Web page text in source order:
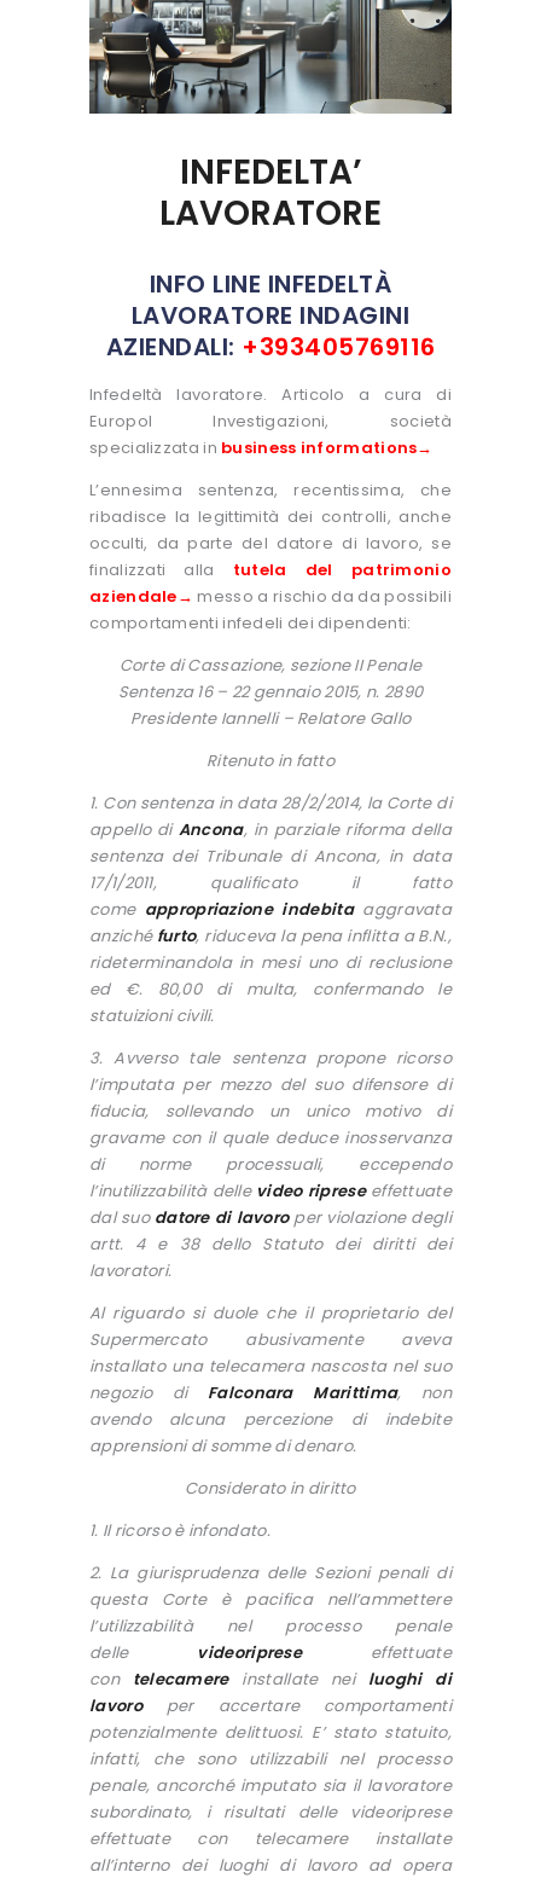
INFEDELTA’
LAVORATORE
INFO LINE INFEDELTÀ
LAVORATORE INDAGINI
AZIENDALI: +393405769116
Infedeltà lavoratore. Articolo a cura di
Europol Investigazioni, società
specializzata in business informations→
L’ennesima sentenza, recentissima, che
ribadisce la legittimità dei controlli, anche
occulti, da parte del datore di lavoro, se
finalizzati alla tutela del patrimonio
aziendale→ messo a rischio da da possibili
comportamenti infedeli dei dipendenti:
Corte di Cassazione, sezione II Penale
Sentenza 16 – 22 gennaio 2015, n. 2890
Presidente Iannelli – Relatore Gallo
Ritenuto in fatto
1. Con sentenza in data 28/2/2014, la Corte di
appello di Ancona, in parziale riforma della
sentenza dei Tribunale di Ancona, in data
17/1/2011, qualificato il fatto
come appropriazione indebitaaggravata
anziché furto, riduceva la pena inflitta a B.N.,
rideterminandola in mesi uno di reclusione
ed €. 80,00 di multa, confermando le
statuizioni civili.
3. Avverso tale sentenza propone ricorso
l’imputata per mezzo del suo difensore di
fiducia, sollevando un unico motivo di
gravame con il quale deduce inosservanza
di norme processuali, eccependo
l’inutilizzabilità delle video ripreseeffettuate
dal suo datore di lavoroper violazione degli
artt. 4 e 38 dello Statuto dei diritti dei
lavoratori.
Al riguardo si duole che il proprietario del
Supermercato abusivamente aveva
installato una telecamera nascosta nel suo
negozio di Falconara Marittima, non
avendo alcuna percezione di indebite
apprensioni di somme di denaro.
Considerato in diritto
1. Il ricorso è infondato.
2. La giurisprudenza delle Sezioni penali di
questa Corte è pacifica nell’ammettere
l’utilizzabilità nel processo penale
delle videoripreseeffettuate
con telecamereinstallate nei luoghi di
lavoroper accertare comportamenti
potenzialmente delittuosi. E’ stato statuito,
infatti, che sono utilizzabili nel processo
penale, ancorché imputato sia il lavoratore
subordinato, i risultati delle videoriprese
effettuate con telecamere installate
all’interno dei luoghi di lavoro ad opera